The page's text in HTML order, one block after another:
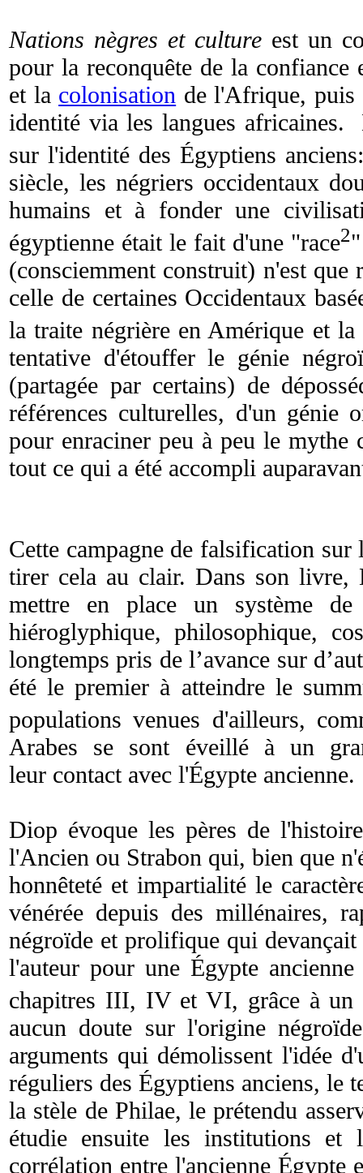
Nations nègres et culture est un
pour la reconquête de la
et la colonisation de l'Afrique, puis
identité via les langues africaines.
sur l'identité des Égyptiens
siècle, les négriers occidentaux
humains et à fonder une
égyptienne était le fait d'une "race2
(consciemment construit) n'est
celle de certaines Occidentaux
la traite négrière en Amérique et
tentative d'étouffer le génie
(partagée par certains) de
références culturelles, d'un génie
pour enraciner peu à peu le
tout ce qui a été accompli
Cette campagne de falsification
tirer cela au clair. Dans son livre,
mettre en place un système de
hiéroglyphique, philosophique,
longtemps pris de l’avance sur
été le premier à atteindre le
populations venues d'ailleurs,
Arabes se sont éveillé à un
leur contact avec l'Égypte ancienne.
Diop évoque les pères de
l'Ancien ou Strabon qui, bien que
honnêteté et impartialité le
vénérée depuis des millénaires,
négroïde et prolifique qui
l'auteur pour une Égypte
chapitres III, IV et VI, grâce à un
aucun doute sur l'origine
arguments qui démolissent l'idée
réguliers des Égyptiens anciens, le
la stèle de Philae, le prétendu
étudie ensuite les institutions et
corrélation entre l'ancienne Égypte